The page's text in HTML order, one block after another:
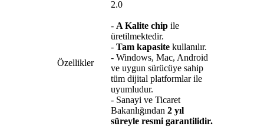
Özellikler
2.0
- A Kalite chip ile
üretilmektedir.
- Tam kapasite kullanılır.
- Windows, Mac, Android
ve uygun sürücüye sahip
tüm dijital platformlar ile
uyumludur.
- Sanayi ve Ticaret
Bakanlığından 2 yıl
süreyle resmi garantilidir.